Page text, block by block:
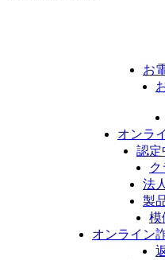
お
オンラ
認定
法
製
模
オンライン